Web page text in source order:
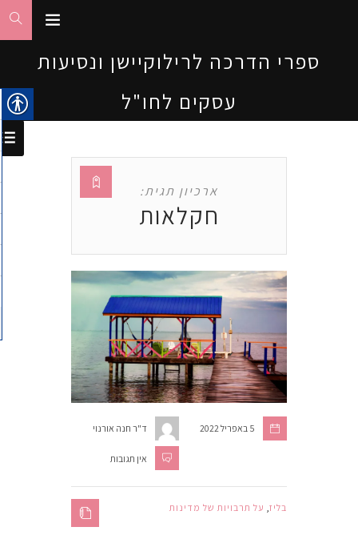
ספרי הדרכה לרילוקיישן ונסיעות
עסקים לחו"ל
ארכיון תגית:
חקלאות
ד"ר חנה אורנוי 5 באפריל 2022
אין תגובות
בליז על תרבויות של מדינות